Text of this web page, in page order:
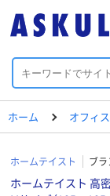
ホーム オフィ
ホームテイスト ブラ
ホームテイスト 高